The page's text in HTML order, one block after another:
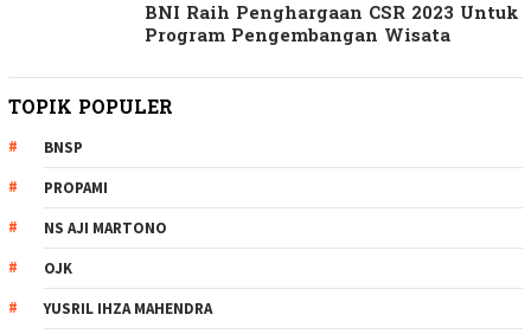
BNI Raih Penghargaan CSR 2023 Untuk
Program Pengembangan Wisata
TOPIK POPULER
BNSP
PROPAMI
NS AJI MARTONO
OJK
YUSRIL IHZA MAHENDRA